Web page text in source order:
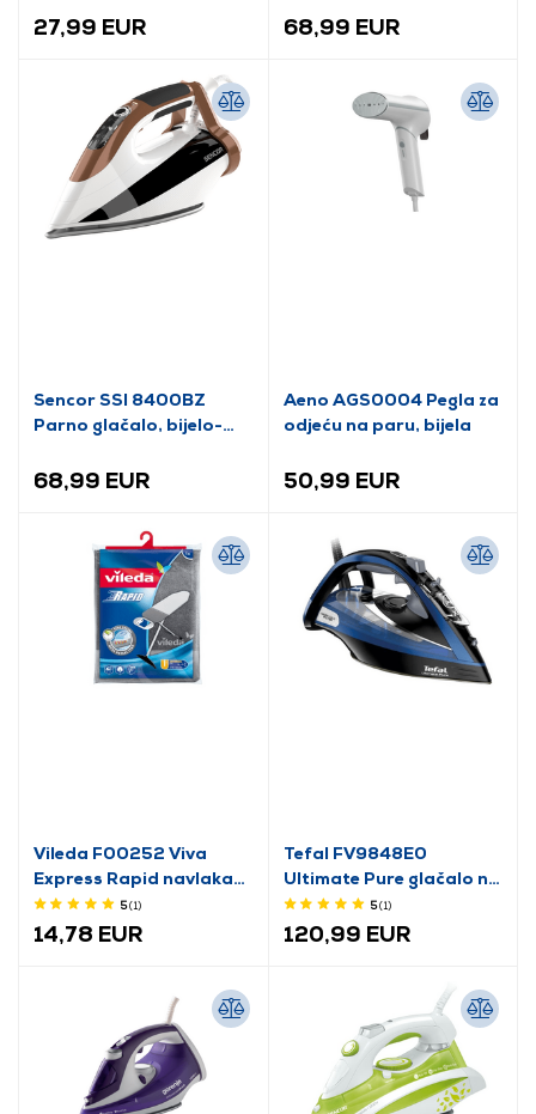
27,99 EUR 68,99 EUR
Sencor SSI 8400BZ
Parno glačalo, bijelo-
68,99 EUR
Aeno AGS0004 Pegla za
odjeću na paru, bijela
50,99 EUR
Vileda F00252 Viva
Express Rapid navlaka
za dasku za glačanje
5(1)
14,78 EUR
Tefal FV9848E0
Ultimate Pure glačalo na
paru
5(1)
120,99 EUR